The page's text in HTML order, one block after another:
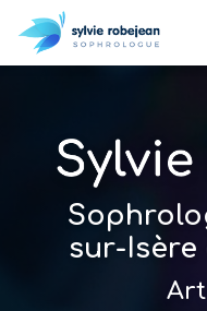
au
contenu
sur-Isère